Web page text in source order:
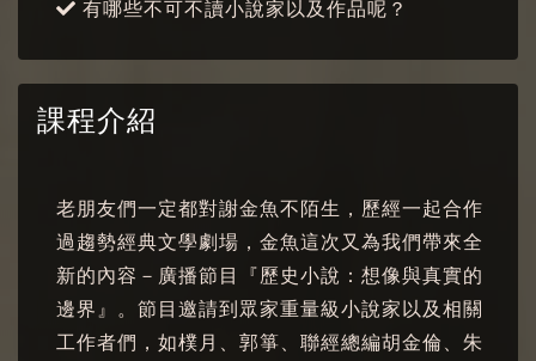
有哪些不可不讀小說家以及作品呢？
課程介紹
老朋友們一定都對謝金魚不陌生，歷經一起合作
過趨勢經典文學劇場，金魚這次又為我們帶來全
新的內容－廣播節目『歷史小說：想像與真實的
邊界』。節目邀請到眾家重量級小說家以及相關
工作者們，如樸月、郭箏、聯經總編胡金倫、朱